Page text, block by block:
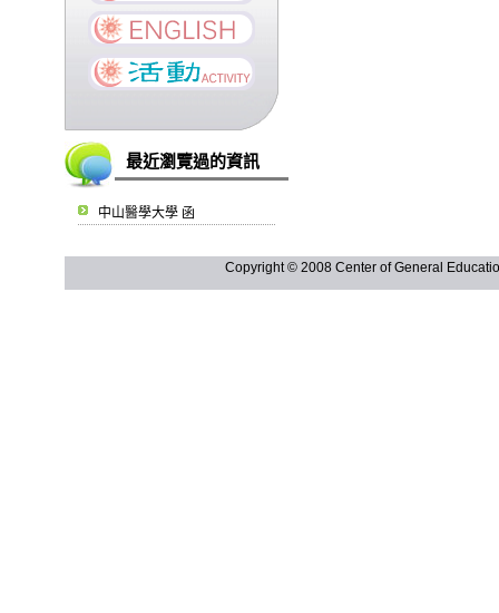
最近瀏覽過的資訊
中山醫學大學 函
Copyright © 2008 Center of General